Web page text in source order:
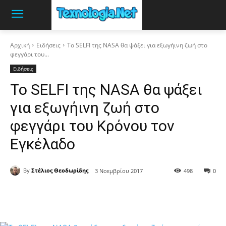
Αρχική Ειδήσεις
Το SELFI της NASA θα ψάξει για εξωγήινη ζωή στο
φεγγάρι του...
Ειδήσεις
Το SELFI της NASA θα ψάξει
για εξωγήινη ζωή στο
φεγγάρι του Κρόνου τον
Εγκέλαδο
By Στέλιος Θεοδωρίδης 3 Νοεμβρίου 2017 0
498